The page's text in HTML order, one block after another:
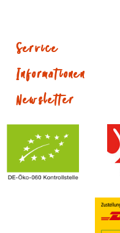
Service
Informationen
Newsletter